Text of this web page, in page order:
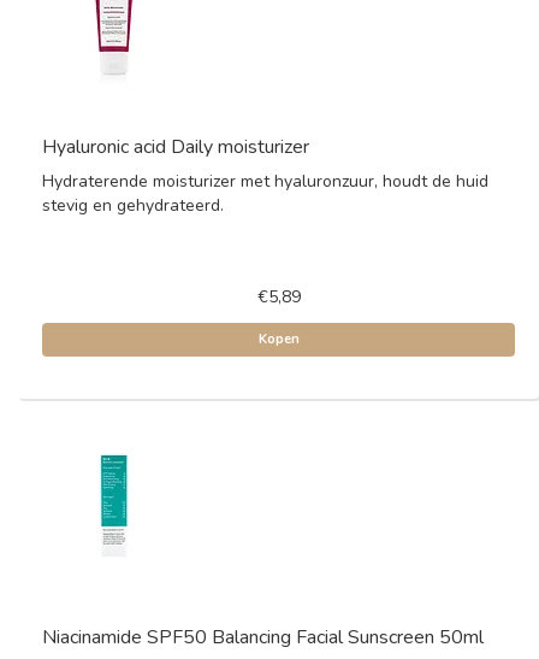
Hyaluronic acid Daily moisturizer
Hydraterende moisturizer met hyaluronzuur, houdt de huid
stevig en gehydrateerd.
€5,89
Kopen
Niacinamide SPF50 Balancing Facial Sunscreen 50ml